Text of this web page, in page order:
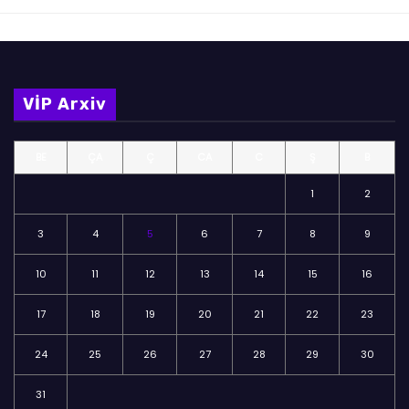
VİP Arxiv
1 2
3 4 5 6 7 8 9
10 11 12 13 14 15 16
17 18 19 20 21 22 23
24 25 26 27 28 29 30
31